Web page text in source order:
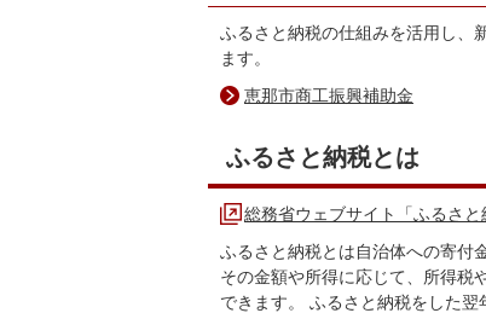
ふるさと納税の仕組みを活用し、
ます。
恵那市商工振興補助金
ふるさと納税とは
総務省ウェブサイト「ふるさ
ふるさと納税とは自治体への寄付
その金額や所得に応じて、所得税
できます。 ふるさと納税をした